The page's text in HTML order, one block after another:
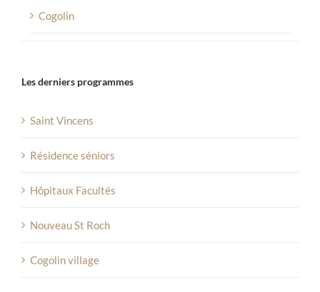
Cogolin
Les derniers programmes
Saint Vincens
Résidence séniors
Hôpitaux Facultés
Nouveau St Roch
Cogolin village